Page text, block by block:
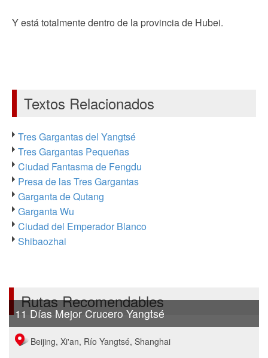
Y está totalmente dentro de la provincia de Hubei.
Textos Relacionados
Tres Gargantas del Yangtsé
Tres Gargantas Pequeñas
Ciudad Fantasma de Fengdu
Presa de las Tres Gargantas
Garganta de Qutang
Garganta Wu
Ciudad del Emperador Blanco
Shibaozhai
Rutas Recomendables
11 Días Mejor Crucero Yangtsé
Beijing, Xi'an, Río Yangtsé, Shanghai